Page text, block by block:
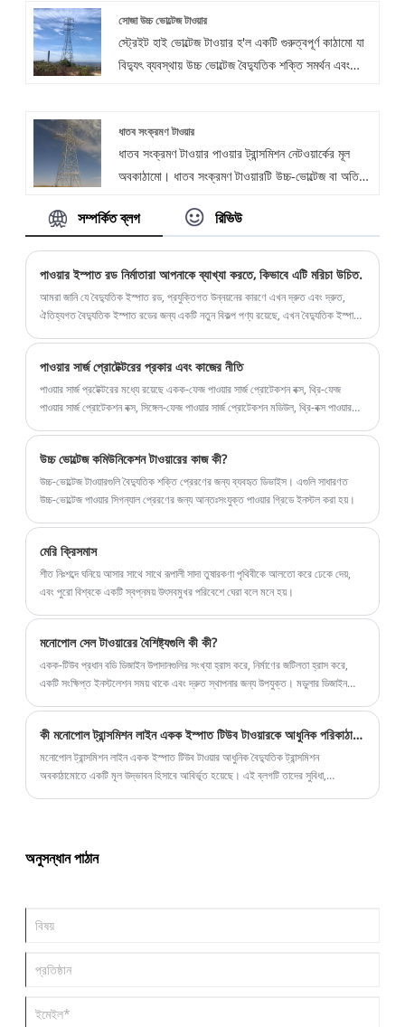
সোজা উচ্চ ভোল্টেজ টাওয়ার
স্ট্রেইট হাই ভোল্টেজ টাওয়ার হ'ল একটি গুরুত্বপূর্ণ কাঠামো যা
বিদ্যুৎ ব্যবস্থায় উচ্চ ভোল্টেজ বৈদ্যুতিক শক্তি সমর্থন এবং
ধাতব সংক্রমণ টাওয়ার
ধাতব সংক্রমণ টাওয়ার পাওয়ার ট্রান্সমিশন নেটওয়ার্কের মূল
অবকাঠামো। ধাতব সংক্রমণ টাওয়ারটি উচ্চ-ভোল্টেজ বা অতি-
হয় যাতে বৈদ্যুতিক শক্তি নিরাপদে এবং দক্ষতার সাথে বিদ্যুৎ
নিশ্চিত করতে।
সম্পর্কিত ব্লগ রিভিউ
পাওয়ার ইস্পাত রড নির্মাতারা আপনাকে ব্যাখ্যা করতে, কিভাবে এটি মরিচা উচিত.
আমরা জানি যে বৈদ্যুতিক ইস্পাত রড, প্রযুক্তিগত উন্নয়নের কারণে এখন দ্রুত এবং দ্রুত,
ঐতিহ্যগত বৈদ্যুতিক ইস্পাত রডের জন্য একটি নতুন বিকল্প পণ্য রয়েছে, এখন বৈদ্যুতিক ইস্পাত
পাওয়ার সার্জ প্রোটেক্টরের প্রকার এবং কাজের নীতি
পাওয়ার সার্জ প্রটেক্টরের মধ্যে রয়েছে একক-ফেজ পাওয়ার সার্জ প্রোটেকশন বক্স, থ্রি-ফেজ
পাওয়ার সার্জ প্রোটেকশন বক্স, সিঙ্গেল-ফেজ পাওয়ার সার্জ প্রোটেকশন মডিউল, থ্রি-বক্স পাওয়ার
ডিস্ট্রিবিউশন প্যানেল, সুইচ বক্স এবং অন্যান্য গুরুত্বপূর্ণ এবং বাজ-প্রবণ সরঞ্জামগুলিতে
ব্যাপকভাবে ব্যবহৃত হয়।
উচ্চ ভোল্টেজ কমিউনিকেশন টাওয়ারের কাজ কী?
উচ্চ-ভোল্টেজ টাওয়ারগুলি বৈদ্যুতিক শক্তি প্রেরণের জন্য ব্যবহৃত ডিভাইস। এগুলি সাধারণত
উচ্চ-ভোল্টেজ পাওয়ার সিগন্যাল প্রেরণের জন্য আন্তঃসংযুক্ত পাওয়ার গ্রিডে ইনস্টল করা হয়।
মেরি ক্রিসমাস
শীত নিঃশব্দে ঘনিয়ে আসার সাথে সাথে রূপালী সাদা তুষারকণা পৃথিবীকে আলতো করে ঢেকে দেয়,
এবং পুরো বিশ্বকে একটি স্বপ্নময় উৎসবমুখর পরিবেশে ঘেরা বলে মনে হয়।
মনোপোল সেল টাওয়ারের বৈশিষ্ট্যগুলি কী কী?
একক-টিউব প্রধান বডি ডিজাইন উপাদানগুলির সংখ্যা হ্রাস করে, নির্মাণের জটিলতা হ্রাস করে,
একটি সংক্ষিপ্ত ইনস্টলেশন সময় থাকে এবং দ্রুত স্থাপনার জন্য উপযুক্ত। মডুলার ডিজাইন
কী মনোপোল ট্রান্সমিশন লাইন একক ইস্পাত টিউব টাওয়ারকে আধুনিক পরিকাঠামোর জন্য একটি উচ্চতর পছন্দ করে তোলে
মনোপোল ট্রান্সমিশন লাইন একক ইস্পাত টিউব টাওয়ার আধুনিক বৈদ্যুতিক ট্রান্সমিশন
অবকাঠামোতে একটি মূল উদ্ভাবন হিসাবে আবির্ভূত হয়েছে। এই ব্লগটি তাদের সুবিধা,
অনুসন্ধান পাঠান